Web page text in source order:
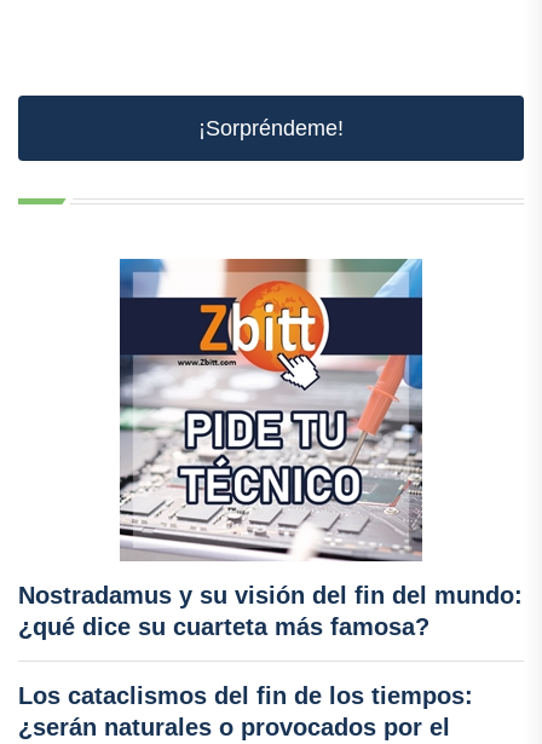
¡Sorpréndeme!
Nostradamus y su visión del fin del mundo:
¿qué dice su cuarteta más famosa?
Los cataclismos del fin de los tiempos:
¿serán naturales o provocados por el